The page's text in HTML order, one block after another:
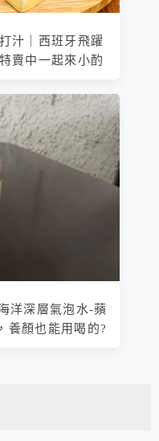
汁｜西班牙飛躍
賣中一起來小酌
洋深層氣泡水-蘋
養顏也能用喝的?